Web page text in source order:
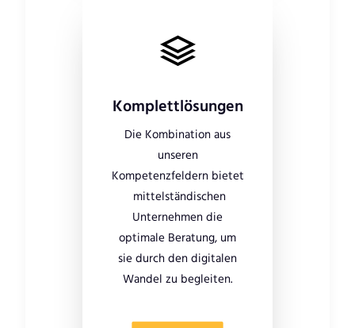
Komplettlösungen
Die Kombination aus
unseren
Kompetenzfeldern bietet
mittelständischen
Unternehmen die
optimale Beratung, um
sie durch den digitalen
Wandel zu begleiten.